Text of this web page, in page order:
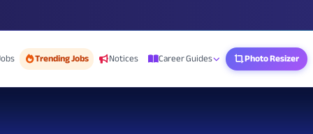
Trending Jobs Notices Career Guides Photo Resizer